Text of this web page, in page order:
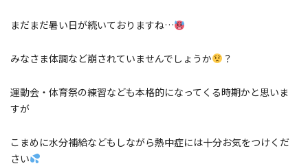
まだまだ暑い日が続いておりますね…
みなさま体調など崩されていませんでしょうか ？
運動会・体育祭の練習なども本格的になってくる時期かと思いま
すが
こまめに水分補給などもしながら熱中症には十分お気をつけくだ
さい